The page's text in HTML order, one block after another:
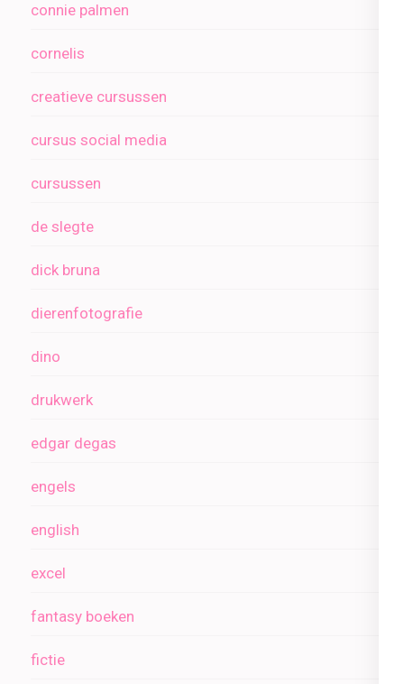
connie palmen
cornelis
creatieve cursussen
cursus social media
cursussen
de slegte
dick bruna
dierenfotografie
dino
drukwerk
edgar degas
engels
english
excel
fantasy boeken
fictie